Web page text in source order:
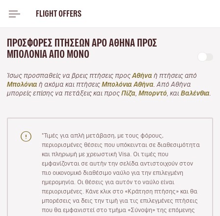
FLIGHT OFFERS
ΠΡΟΣΦΟΡΈΣ ΠΤΉΣΕΩΝ APO ΑΘΉΝΑ ΠΡΟΣ
ΜΠΟΛΌΝΙΑ ΑΠΌ ΜΌΝΟ
Ίσως προσπαθείς να βρεις πτήσεις προς Αθήνα ή πτήσεις από
Μπολόνια ή ακόμα και πτήσεις Μπολόνια Αθήνα . Από Αθήνα
μπορείς επίσης να πετάξεις και προς Πίζα Μπορντό , και Βαλένθια
"Τιμές για απλή μετάβαση, με τους φόρους,
περιορισμένες θέσεις που υπόκεινται σε διαθεσιμότητα
και πληρωμή με χρεωστική Visa. Οι τιμές που
εμφανίζονται σε αυτήν την σελίδα αντιστοιχούν στον
πιο οικονομικό διαθέσιμο ναύλο για την επιλεγμένη
ημερομηνία. Οι θέσεις για αυτόν το ναύλο είναι
περιορισμένες. Κάνε κλικ στο «Κράτηση πτήσης» και θα
μπορέσεις να δεις την τιμή για τις επιλεγμένες πτήσεις
που θα εμφανιστεί στο τμήμα «Σύνοψη» της επόμενης